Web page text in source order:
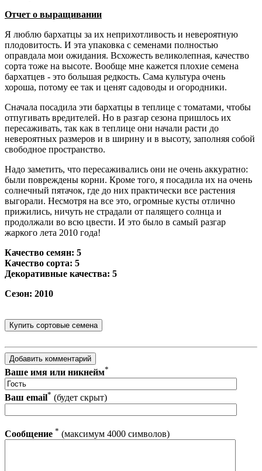
Отчет о выращивании
Я люблю бархатцы за их неприхотливость и невероятную
плодовитость. И эта упаковка с семенами полностью
оправдала мои ожидания. Всхожесть великолепная, качество
сорта тоже на высоте. Вообще мне кажется плохие семена
бархатцев - это большая редкость. Сама культура очень
хороша, потому ее так и ценят садоводы и огородники.
Сначала посадила эти бархатцы в теплице с томатами, чтобы
отпугивать вредителей. Но в разгар сезона пришлось их
пересаживать, так как в теплице они начали расти до
невероятных размеров и в ширину и в высоту, заполняя собой
свободное пространство.
Надо заметить, что пересаживались они не очень аккуратно:
были повреждены корни. Кроме того, я посадила их на очень
солнечный пятачок, где до них практически все растения
выгорали. Несмотря на все это, огромные кусты отлично
прижились, ничуть не страдали от палящего солнца и
продолжали во всю цвести. И это было в самый разгар
жаркого лета 2010 года!
Качество семян: 5
Качество сорта: 5
Декоративные качества: 5
Сезон: 2010
Ваше имя или никнейм*
Ваш email* (будет скрыт)
Сообщение * (максимум 4000 символов)